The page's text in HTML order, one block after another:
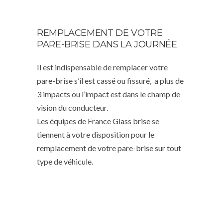
REMPLACEMENT DE VOTRE
PARE-BRISE DANS LA JOURNÉE
Il est indispensable de remplacer votre
pare-brise s’il est cassé ou fissuré, a plus de
3 impacts ou l’impact est dans le champ de
vision du conducteur.
Les équipes de France Glass brise se
tiennent à votre disposition pour le
remplacement de votre pare-brise sur tout
type de véhicule.